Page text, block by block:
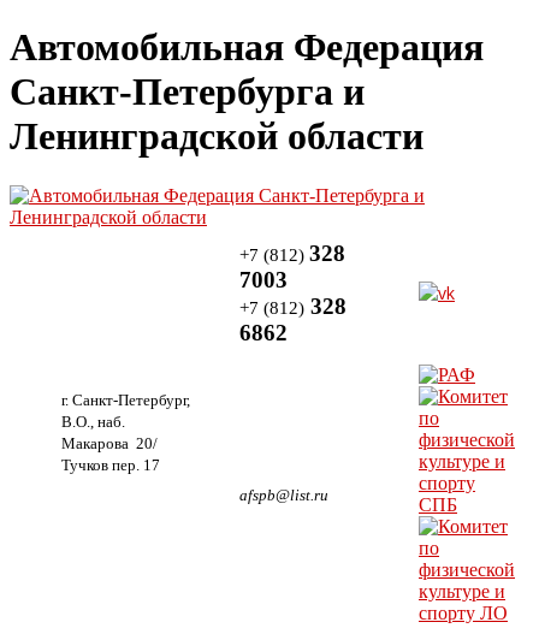
Автомобильная Федерация
Санкт-Петербурга и
Ленинградской области
г. Санкт-Петербург,
В.О., наб.
Макарова 20/
Тучков пер. 17
+7 (812) 328
7003
+7 (812) 328
6862
afspb@list.ru